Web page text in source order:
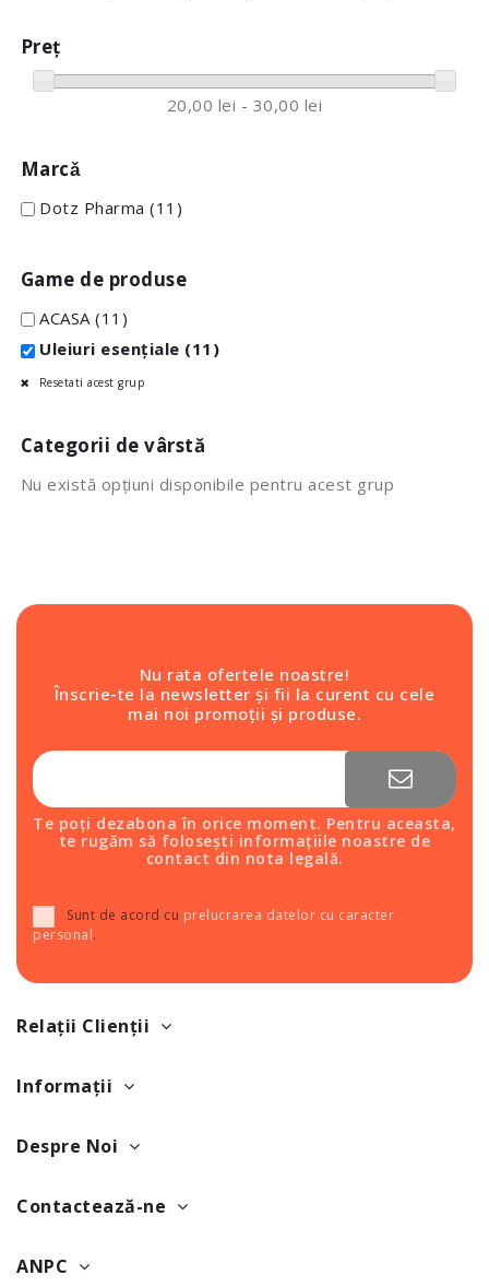
Preț
20,00 lei - 30,00 lei
Marcǎ
Dotz Pharma(11)
Game de produse
ACASA(11)
Uleiuri esențiale (11)
Resetati acest grup
Categorii de vârstă
Nu există opțiuni disponibile pentru acest grup
Nu rata ofertele noastre!
Înscrie-te la newsletter și fii la curent cu cele
mai noi promoții și produse.
Te poți dezabona în orice moment. Pentru aceasta,
te rugăm să folosești informațiile noastre de
contact din nota legală.
Sunt de acord cu prelucrarea datelor cu caracter
personal.
Relații Clienții
Informații
Despre Noi
Contactează-ne
ANPC